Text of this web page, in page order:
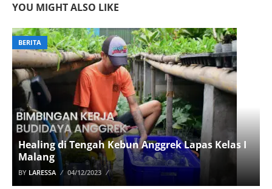
YOU MIGHT ALSO LIKE
BERITA
Healing di Tengah Kebun Anggrek Lapas Kelas I
Malang
BY LARESSA 04/12/2023